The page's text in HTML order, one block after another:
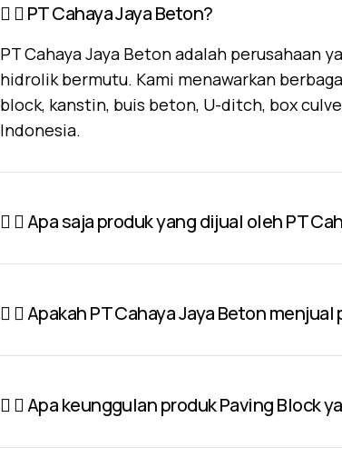
PT Cahaya Jaya Beton?
PT Cahaya Jaya Beton adalah perusahaan
hidrolik bermutu. Kami menawarkan
block, kanstin, buis beton, U-ditch, box
Indonesia.
Apa saja produk yang dijual oleh PT
Apakah PT Cahaya Jaya Beton
Apa keunggulan produk Paving Block